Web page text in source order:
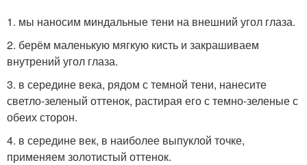
1. мы наносим миндальные тени на внешний угол глаза.
2. берём маленькую мягкую кисть и закрашиваем
внутрений угол глаза.
3. в середине века, рядом с темной тени, нанесите
светло-зеленый оттенок, растирая его с темно-зеленые с
обеих сторон.
4. в середине век, в наиболее выпуклой точке,
применяем золотистый оттенок.